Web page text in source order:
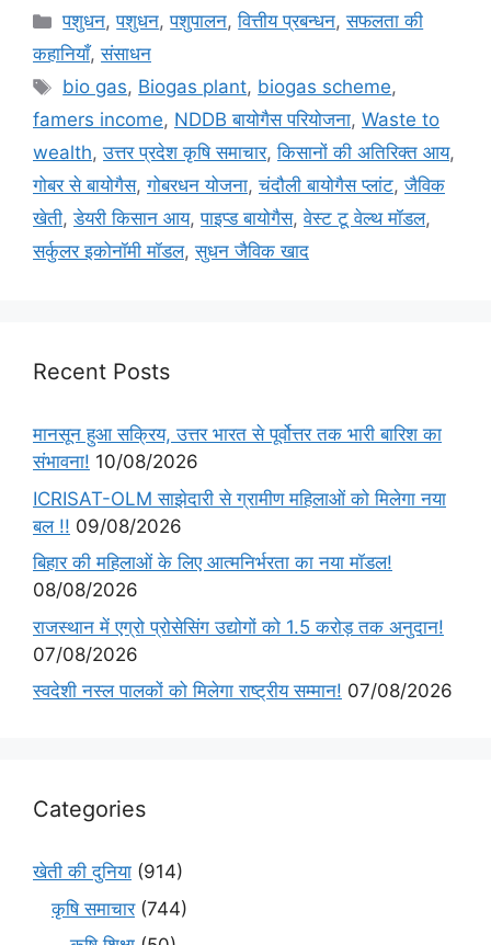
पशुधन,पशुधन,पशुपालन,वित्तीय प्रबन्धन,सफलता की
कहानियाँ,संसाधन
bio gas, Biogas plant, biogas scheme,
famers income, NDDB बायोगैस परियोजना, Waste to
wealth,उत्तर प्रदेश कृषि समाचार,किसानों की अतिरिक्त आय,
गोबर से बायोगैस,गोबरधन योजना,चंदौली बायोगैस प्लांट,जैविक
खेती,डेयरी किसान आय,पाइप्ड बायोगैस,वेस्ट टू वेल्थ मॉडल,
सर्कुलर इकोनॉमी मॉडल,सुधन जैविक खाद
Recent Posts
मानसून हुआ सक्रिय, उत्तर भारत से पूर्वोत्तर तक भारी बारिश का
संभावना! 10/08/2026
ICRISAT-OLM साझेदारी से ग्रामीण महिलाओं को मिलेगा नया
बल !! 09/08/2026
बिहार की महिलाओं के लिए आत्मनिर्भरता का नया मॉडल!
08/08/2026
राजस्थान में एग्रो प्रोसेसिंग उद्योगों को 1.5 करोड़ तक अनुदान!
07/08/2026
स्वदेशी नस्ल पालकों को मिलेगा राष्ट्रीय सम्मान! 07/08/2026
Categories
खेती की दुनिया (914)
कृषि समाचार(744)